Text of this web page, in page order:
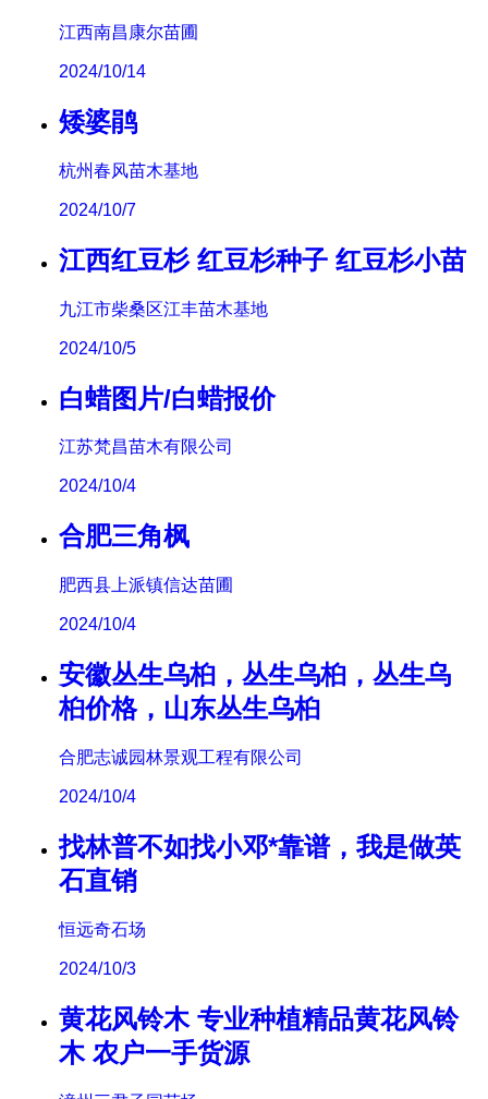
江西南昌康尔苗圃
2024/10/14
矮婆鹃
杭州春风苗木基地
2024/10/7
江西红豆杉 红豆杉种子 红豆杉小苗
九江市柴桑区江丰苗木基地
2024/10/5
白蜡图片/白蜡报价
江苏梵昌苗木有限公司
2024/10/4
合肥三角枫
肥西县上派镇信达苗圃
2024/10/4
安徽丛生乌桕，丛生乌桕，丛生乌
桕价格，山东丛生乌桕
合肥志诚园林景观工程有限公司
2024/10/4
找林普不如找小邓*靠谱，我是做英
石直销
恒远奇石场
2024/10/3
黄花风铃木 专业种植精品黄花风铃
木 农户一手货源